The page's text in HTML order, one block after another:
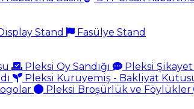
Stand
Fasülye Stand
Pleksi Oy Sandığı Pleksi
Pleksi Kuruyemiş - Bakliyat
Pleksi Broşürlük ve Föylükler